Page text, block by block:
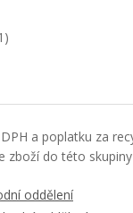
a poplatku za
zboží do této
oddělení